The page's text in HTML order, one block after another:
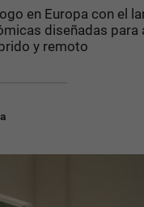
en Europa con el
diseñadas
y remoto